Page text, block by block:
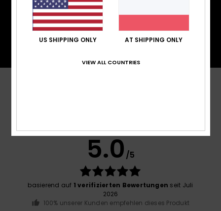
PrimaLoft® besteht aus ultrafeinen Fasern, die
Wärme effizient speichern und sie isolieren. Es
besteht zu 100 % aus recycelten Fasern und wird
aus natürlichen Materialien hergestellt.
5.0 /5
basierend auf 1 verifizierten Bewertungen seit Juli
2026
100% unserer Kunden empfehlen dieses Produkt
US SHIPPING ONLY AT SHIPPING ONLY
VIEW ALL COUNTRIES